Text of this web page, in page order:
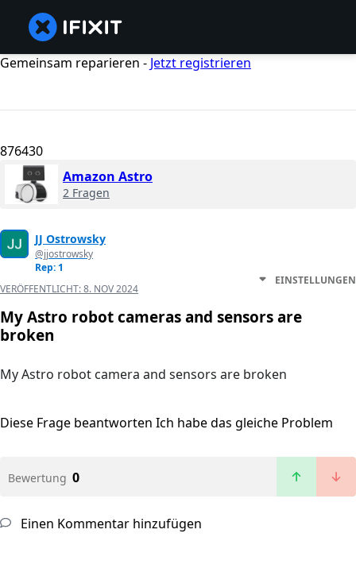
Gemeinsam reparieren - Jetzt registrieren
876430
Amazon Astro
2 Fragen
JJ Ostrowsky
@jjostrowsky
Rep: 1
VERÖFFENTLICHT:8. NOV 2024
EINSTELLUNGEN
My Astro robot cameras and sensors are
broken
My Astro robot camera and sensors are broken
Diese Frage beantworten Ich habe das gleiche Problem
Bewertung 0
Einen Kommentar hinzufügen